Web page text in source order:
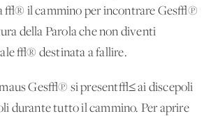
√® il cammino per incontrare Ges√π
della Parola che non diventi
√® destinata a fallire.
Ges√π si present√≤ ai discepoli
durante tutto il cammino. Per aprire